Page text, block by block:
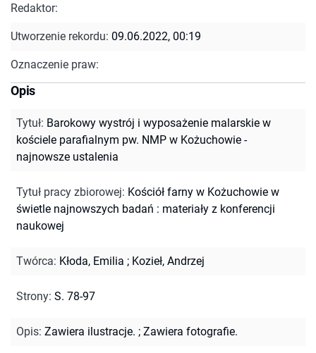
Redaktor:
Utworzenie rekordu: 09.06.2022, 00:19
Oznaczenie praw:
Opis
Tytuł: Barokowy wystrój i wyposażenie malarskie w
kościele parafialnym pw. NMP w Kożuchowie -
najnowsze ustalenia
Tytuł pracy zbiorowej: Kościół farny w Kożuchowie w
świetle najnowszych badań : materiały z konferencji
naukowej
Twórca: Kłoda, Emilia ; Kozieł, Andrzej
Strony: S. 78-97
Opis: Zawiera ilustracje. ; Zawiera fotografie.